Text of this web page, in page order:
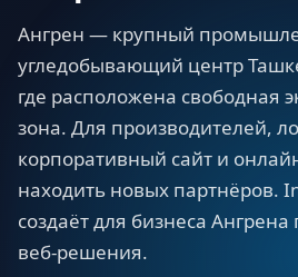
Ангрен — крупный
угледобывающий центр
где расположена свободная
зона. Для производителей,
корпоративный сайт и
находить новых партнёров.
создаёт для бизнеса
веб-решения.